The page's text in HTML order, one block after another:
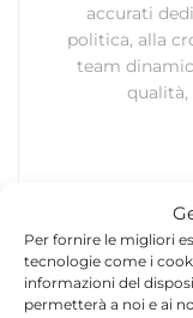
Per fornire le migliori
tecnologie come i
informazioni del
permetterà a noi e ai
accurati
politica, alla
team
Lascia un